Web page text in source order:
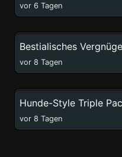
vor 6 Tagen
vor 8 Tagen
Hunde-Style Triple
vor 8 Tagen